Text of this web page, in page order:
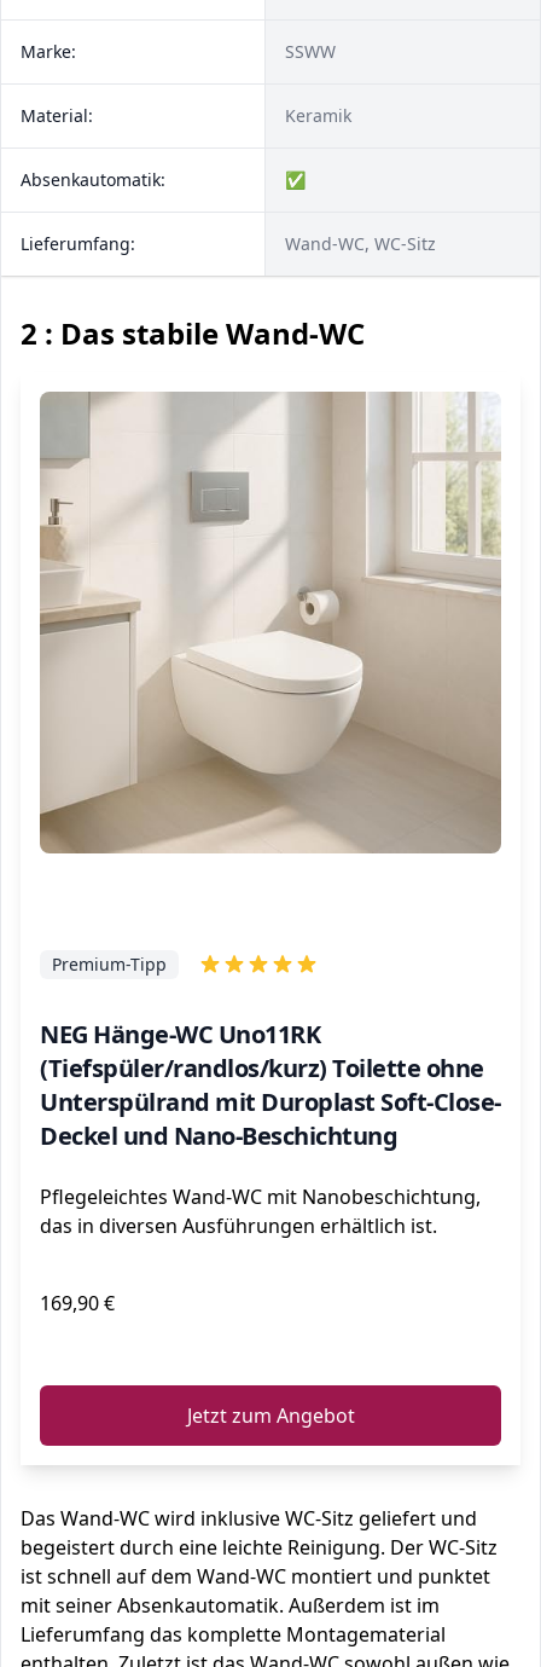
Marke: SSWW
Material: Keramik
Absenkautomatik: ✅
Lieferumfang: Wand-WC, WC-Sitz
2 : Das stabile Wand-WC
NEG Hänge-WC Uno11RK
(Tiefspüler/randlos/kurz) Toilette ohne
Unterspülrand mit Duroplast Soft-Close-
Deckel und Nano-Beschichtung
Premium-Tipp
Pflegeleichtes Wand-WC mit Nanobeschichtung,
das in diversen Ausführungen erhältlich ist.
169,90 €
Jetzt zum Angebot
Das Wand-WC wird inklusive WC-Sitz geliefert und
begeistert durch eine leichte Reinigung. Der WC-Sitz
ist schnell auf dem Wand-WC montiert und punktet
mit seiner Absenkautomatik. Außerdem ist im
Lieferumfang das komplette Montagematerial